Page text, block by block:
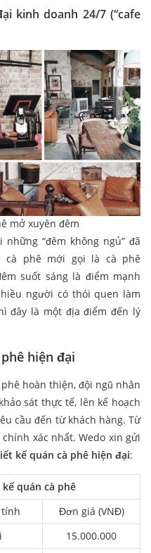
kinh doanh 24/7 (“cafe
mở xuyên đêm
“đêm không ngủ” đã
cà phê mới gọi là cà phê
suốt sáng là điểm mạnh
người có thói quen làm
đây là một địa điểm đến lý
hiện đại
hoàn thiện, đội ngũ nhân
sát thực tế, lên kế hoạch
cầu đến từ khách hàng. Từ
xác nhất. Wedo xin gửi
kế quán cà phê hiện đại:
quán cà phê
Đơn giá (VNĐ)
15.000.000